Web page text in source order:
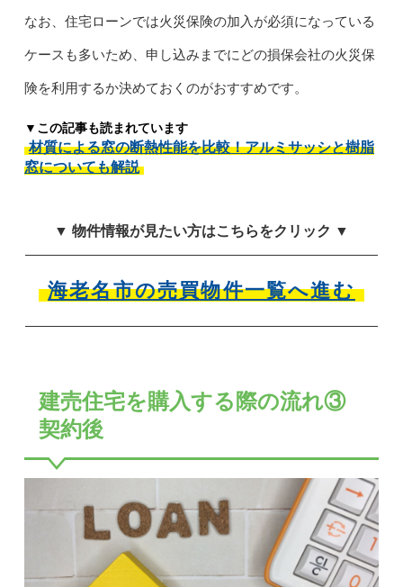
なお、住宅ローンでは火災保険の加入が必須になっている
ケースも多いため、申し込みまでにどの損保会社の火災保
険を利用するか決めておくのがおすすめです。
▼この記事も読まれています
材質による窓の断熱性能を比較！アルミサッシと樹脂
窓についても解説
▼ 物件情報が見たい方はこちらをクリック ▼
海老名市の売買物件一覧へ進む
建売住宅を購入する際の流れ③
契約後